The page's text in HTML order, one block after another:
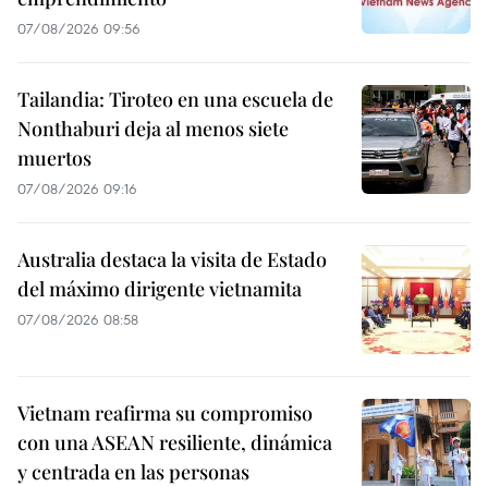
07/08/2026 09:56
Tailandia: Tiroteo en una escuela de
Nonthaburi deja al menos siete
muertos
07/08/2026 09:16
Australia destaca la visita de Estado
del máximo dirigente vietnamita
07/08/2026 08:58
Vietnam reafirma su compromiso
con una ASEAN resiliente, dinámica
y centrada en las personas